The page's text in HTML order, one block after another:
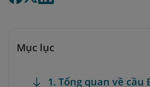
Mục lục
1. Tổng quan về cầu